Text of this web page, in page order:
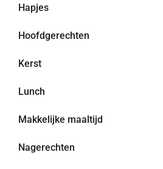
Hapjes
Hoofdgerechten
Kerst
Lunch
Makkelijke maaltijd
Nagerechten